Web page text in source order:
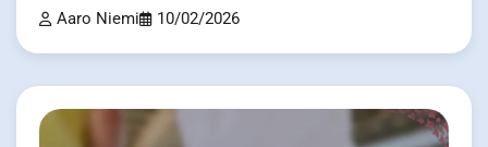
Aaro Niemi 10/02/2026